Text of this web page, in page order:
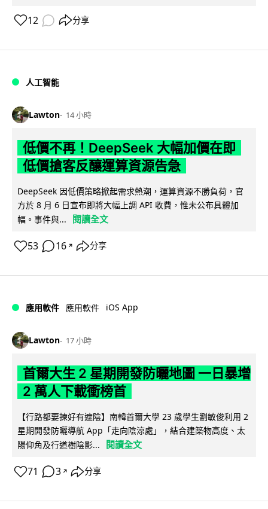
12 分享
人工智能
Lawton 14 小時
低價不再！DeepSeek 大幅加價在即
低價搶客反釀運算資源告急
DeepSeek 因低價策略掀起需求熱潮，運算資源不勝負荷，官
方於 8 月 6 日宣布即將大幅上調 API 收費，惟未公布具體加
幅。事件與...
閱讀全文
53 16 ↗ 分享
應用軟件 應用軟件 iOS App
Lawton 17 小時
首爾大生 2 星期開發防曬地圖 一日暴增
2 萬人下載衝榜首
【行路都要揀好有遮陰】南韓首爾大學 23 歲學生劉敏俊利用 2
星期開發防曬導航 App「走向陰涼處」，結合建築物高度、太
陽仰角及行道樹陰影...
閱讀全文
71 3 ↗ 分享